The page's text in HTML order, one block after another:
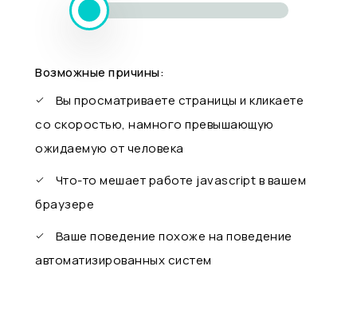
Возможные причины:
Вы просматриваете страницы и кликаете
со скоростью, намного превышающую
ожидаемую от человека
Что-то мешает работе javascript в вашем
браузере
Ваше поведение похоже на поведение
автоматизированных систем